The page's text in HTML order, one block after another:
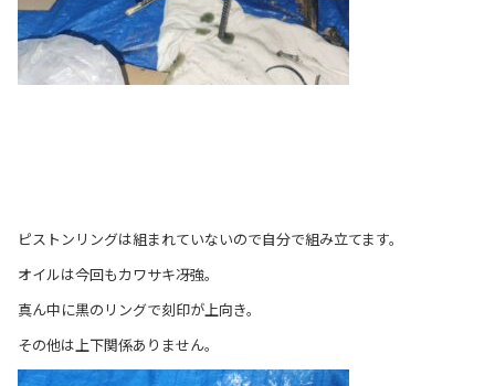
ピストンリングは組まれていないので自分で組み立てます。
オイルは今回もカワサキ冴強。
真ん中に黒のリングで刻印が上向き。
その他は上下関係ありません。